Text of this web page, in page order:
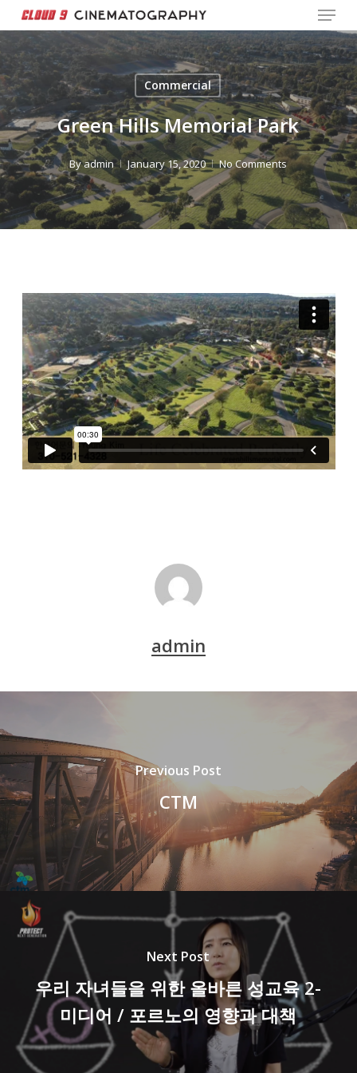
to
main
content
Menu
Commercial
Green Hills Memorial Park
Byadmin January 15, 2020 No Comments
admin
Previous Post
CTM
Next Post
우리 자녀들을 위한 올바른 성교육 2-
미디어 / 포르노의 영향과 대책
Close
Menu